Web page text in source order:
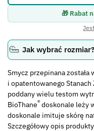
🎁 Rabat
Jak wybrać rozmiar?
Smycz przepinana została
i opatentowanego Stanach
poddany wielu testom
BioThane® doskonale leży
doskonale imituje skórę
Szczegółowy opis